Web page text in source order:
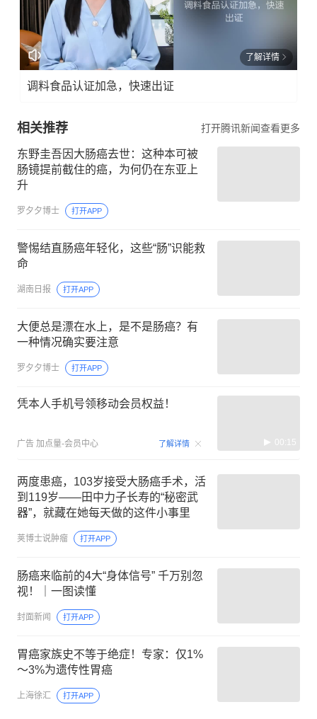
了解详情
调料食品认证加急，快速出证
相关推荐 打开腾讯新闻查看更多
东野圭吾因大肠癌去世：这种本可被
肠镜提前截住的癌，为何仍在东亚上
升
罗夕夕博士 打开APP
警惕结直肠癌年轻化，这些“肠”识能救
命
湖南日报 打开APP
大便总是漂在水上，是不是肠癌？有
一种情况确实要注意
罗夕夕博士 打开APP
凭本人手机号领移动会员权益！
广告 加点量-会员中心 了解详情 00:15
两度患癌，103岁接受大肠癌手术，活
到119岁——田中力子长寿的“秘密武
器”，就藏在她每天做的这件小事里
荚博士说肿瘤 打开APP
肠癌来临前的4大“身体信号” 千万别忽
视！｜一图读懂
封面新闻 打开APP
胃癌家族史不等于绝症！专家：仅1%
～3%为遗传性胃癌
上海徐汇 打开APP